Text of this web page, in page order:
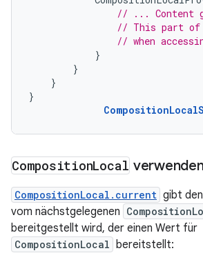
// ... Content
// This part of
// when
}
}
}
}
CompositionLocal
CompositionLocal.current gibt
vom nächstgelegenen
bereitgestellt wird, der einen Wert für
CompositionLocal bereitstellt: